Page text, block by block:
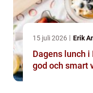
15 juli 2026 Erik
Dagens lunch i
god och smart